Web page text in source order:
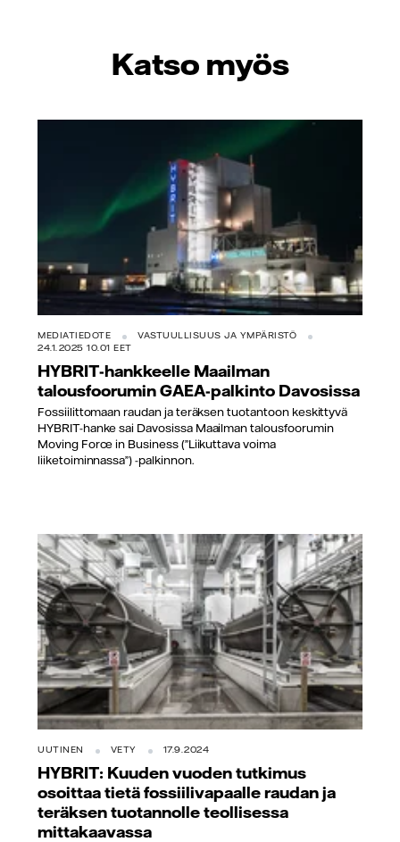
Katso myös
MEDIATIEDOTE
VASTUULLISUUS JA YMPÄRISTÖ
24.1.2025 10.01 EET
HYBRIT-hankkeelle Maailman
talousfoorumin GAEA-palkinto Davosissa
Fossiilittomaan raudan ja teräksen tuotantoon keskittyvä
HYBRIT-hanke sai Davosissa Maailman talousfoorumin
Moving Force in Business (”Liikuttava voima
liiketoiminnassa”) -palkinnon.
UUTINEN VETY 17.9.2024
HYBRIT: Kuuden vuoden tutkimus
osoittaa tietä fossiilivapaalle raudan ja
teräksen tuotannolle teollisessa
mittakaavassa